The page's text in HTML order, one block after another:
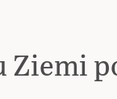
Ziemi